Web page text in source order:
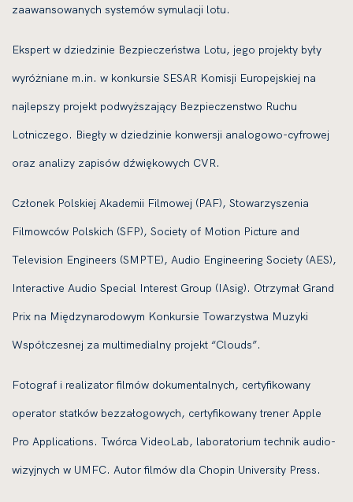
zaawansowanych systemów symulacji lotu.
Ekspert w dziedzinie Bezpieczeństwa Lotu, jego projekty były
wyróżniane m.in. w konkursie SESAR Komisji Europejskiej na
najlepszy projekt podwyższający Bezpieczenstwo Ruchu
Lotniczego. Biegły w dziedzinie konwersji analogowo-cyfrowej
oraz analizy zapisów dźwiękowych CVR.
Członek Polskiej Akademii Filmowej (PAF), Stowarzyszenia
Filmowców Polskich (SFP), Society of Motion Picture and
Television Engineers (SMPTE), Audio Engineering Society (AES),
Interactive Audio Special Interest Group (IAsig). Otrzymał Grand
Prix na Międzynarodowym Konkursie Towarzystwa Muzyki
Współczesnej za multimedialny projekt “Clouds”.
Fotograf i realizator filmów dokumentalnych, certyfikowany
operator statków bezzałogowych, certyfikowany trener Apple
Pro Applications. Twórca VideoLab, laboratorium technik audio-
wizyjnych w UMFC. Autor filmów dla Chopin University Press.